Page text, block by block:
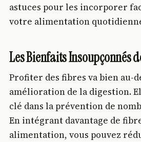
astuces pour les incorporer
votre alimentation
Les Bienfaits Insoupçonnés
Profiter des fibres va bien au-
amélioration de la digestion.
clé dans la prévention de
En intégrant davantage de
alimentation, vous pouvez